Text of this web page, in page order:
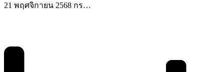
21 พฤศจิกายน 2568 กร…